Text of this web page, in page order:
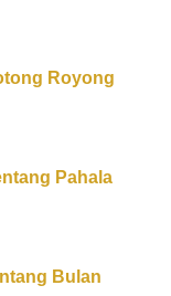
Royong
Pahala
Bulan